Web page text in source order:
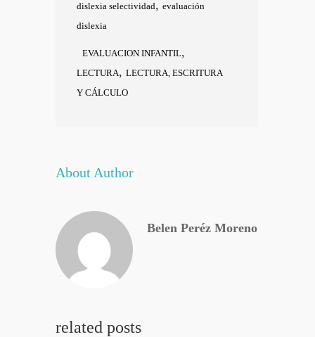
dislexia selectividad, evaluación
dislexia
EVALUACION INFANTIL,
LECTURA, LECTURA, ESCRITURA
Y CÁLCULO
About Author
Belen Peréz Moreno
related posts